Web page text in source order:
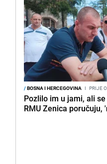
/BOSNA I HERCEGOVINA I PRIJE
Pozlilo im u jami, ali
RMU Zenica poručuju,